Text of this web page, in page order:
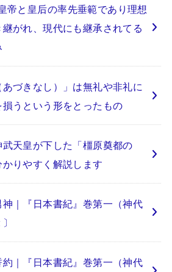
帝と皇后の率先垂範であり理想
がれ、現代にも継承されてる
づきなし）」は無礼や非礼に
うという形をとったもの
天皇が下した「橿原奠都の
りやすく解説します
｜『日本書紀』巻第一（神代
｜『日本書紀』巻第一（神代